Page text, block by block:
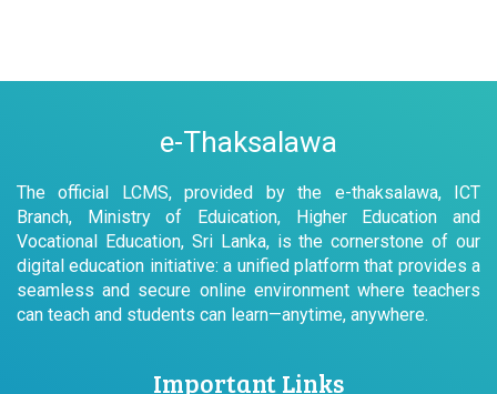
e-Thaksalawa
The official LCMS, provided by the e-thaksalawa, ICT
Branch, Ministry of Eduication, Higher Education and
Vocational Education, Sri Lanka, is the cornerstone of our
digital education initiative: a unified platform that provides a
seamless and secure online environment where teachers
can teach and students can learn—anytime, anywhere.
Important Links